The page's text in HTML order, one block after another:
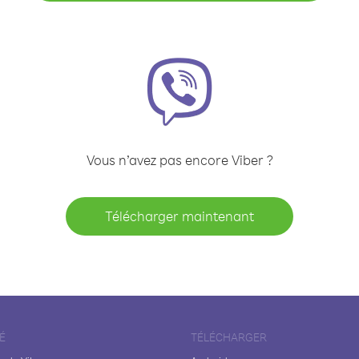
Vous n’avez pas encore Viber ?
Télécharger maintenant
TÉLÉCHARGER